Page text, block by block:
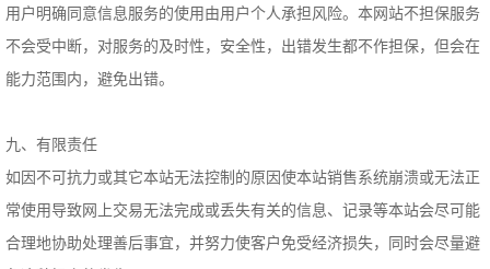
用户明确同意信息服务的使用由用户个人承担风险。本网站不担保服务
不会受中断，对服务的及时性，安全性，出错发生都不作担保，但会在
能力范围内，避免出错。
九、有限责任
如因不可抗力或其它本站无法控制的原因使本站销售系统崩溃或无法正
常使用导致网上交易无法完成或丢失有关的信息、记录等本站会尽可能
合理地协助处理善后事宜，并努力使客户免受经济损失，同时会尽量避